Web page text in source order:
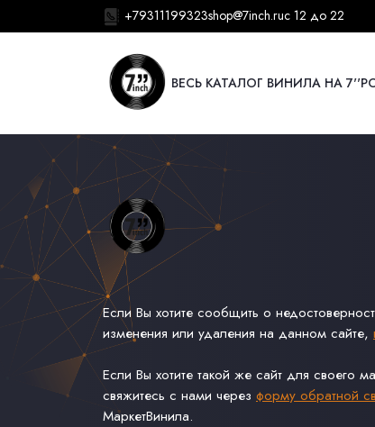
+79311199323shop@7inch.ruс 12 до 22
ВЕСЬ КАТАЛОГ ВИНИЛА НА 7''
Если Вы хотите сообщить о
изменения или удаления на данном сайте,
Если Вы хотите такой же сайт для своего
свяжитесь с нами через форму обратной
МаркетВинила.